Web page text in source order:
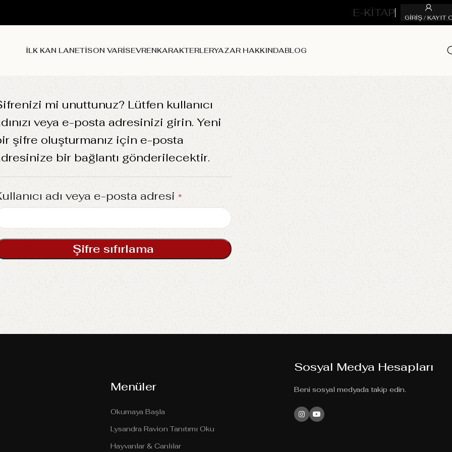
E-KİTAP GIRIŞ / KAYIT
İLK KAN LANETISON VARISEVRENKARAKTERLERYAZAR HAKKINDABLOG
mi unuttunuz? Lütfen kullanıcı
veya e-posta adresinizi girin. Yeni
şifre oluşturmanız için e-posta
bir bağlantı gönderilecektir.
adı veya e-posta adresi*
Şifre sıfırlama
Menüler
Okumaya Başla
Lysandra Ravion Tanıtımı Oku
Hayvanlar & Canlılar
Sosyal Medya Hesapları
Beni sosyal medyada takip edin.